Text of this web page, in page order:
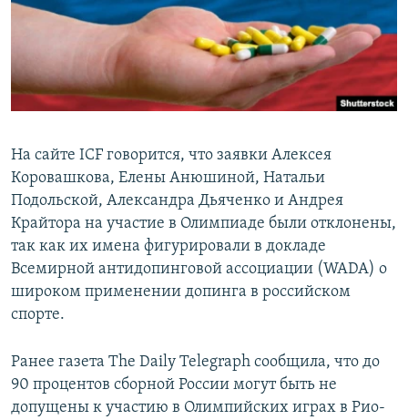
КРЫМ.НЕПОКОРЕННЫЙ
УКРАИНСКАЯ ПРОБЛЕМА КРЫМА
Все сайты RFE/RL
На сайте ICF говорится, что заявки Алексея
Коровашкова, Елены Анюшиной, Натальи
Подольской, Александра Дьяченко и Андрея
Крайтора на участие в Олимпиаде были отклонены,
так как их имена фигурировали в докладе
Всемирной антидопинговой ассоциации (WADA) о
широком применении допинга в российском
спорте.
Ранее газета The Daily Telegraph сообщила, что до
90 процентов сборной России могут быть не
допущены к участию в Олимпийских играх в Рио-